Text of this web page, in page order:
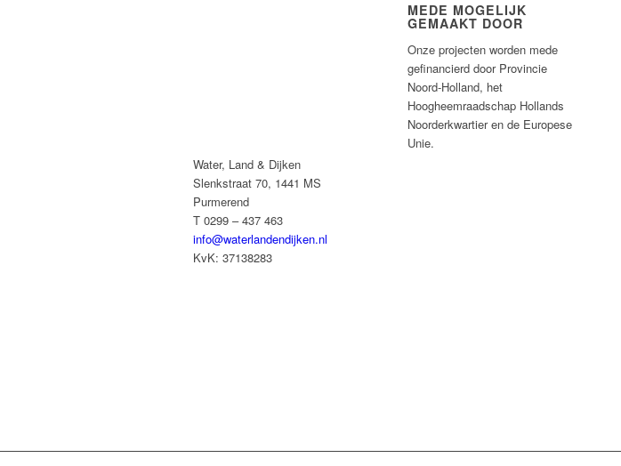
Water, Land & Dijken
Slenkstraat 70, 1441 MS
Purmerend
T 0299 – 437 463
info@waterlandendijken.nl
KvK: 37138283
MEDE MOGELIJK
GEMAAKT DOOR
Onze projecten worden mede
gefinancierd door Provincie
Noord-Holland, het
Hoogheemraadschap Hollands
Noorderkwartier en de Europese
Unie.